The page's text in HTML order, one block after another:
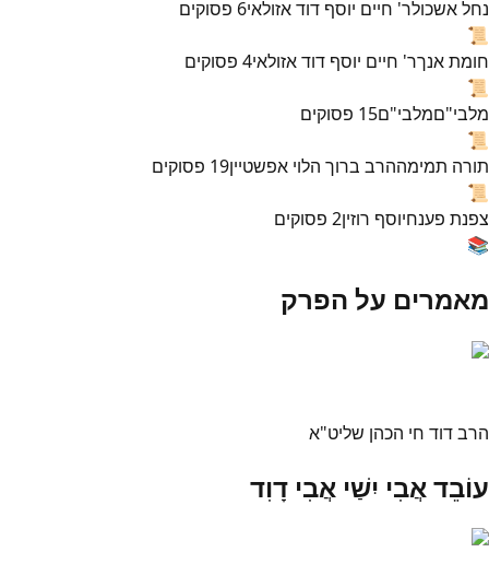
נחל אשכולר' חיים יוסף דוד אזולאי6 פסוקים
📜
חומת אנךר' חיים יוסף דוד אזולאי4 פסוקים
📜
מלבי"םמלבי"ם15 פסוקים
📜
תורה תמימההרב ברוך הלוי אפשטיין19 פסוקים
📜
צפנת פענחיוסף רוזין2 פסוקים
📚
מאמרים על הפרק
הרב דוד חי הכהן שליט"א
עוֹבֵד אֲבִי יִשַׁי אֲבִי דָוִד